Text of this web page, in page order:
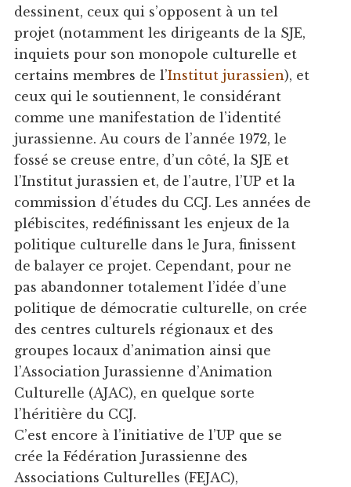
dessinent, ceux qui s’opposent à un tel
projet (notamment les dirigeants de la SJE,
inquiets pour son monopole culturelle et
certains membres de l’Institut jurassien), et
ceux qui le soutiennent, le considérant
comme une manifestation de l’identité
jurassienne. Au cours de l’année 1972, le
fossé se creuse entre, d’un côté, la SJE et
l’Institut jurassien et, de l’autre, l’UP et la
commission d’études du CCJ. Les années de
plébiscites, redéfinissant les enjeux de la
politique culturelle dans le Jura, finissent
de balayer ce projet. Cependant, pour ne
pas abandonner totalement l’idée d’une
politique de démocratie culturelle, on crée
des centres culturels régionaux et des
groupes locaux d’animation ainsi que
l’Association Jurassienne d’Animation
Culturelle (AJAC), en quelque sorte
l’héritière du CCJ.
C’est encore à l’initiative de l’UP que se
crée la Fédération Jurassienne des
Associations Culturelles (FEJAC),